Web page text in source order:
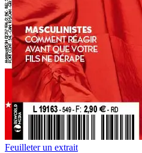
Feuilleter un extrait